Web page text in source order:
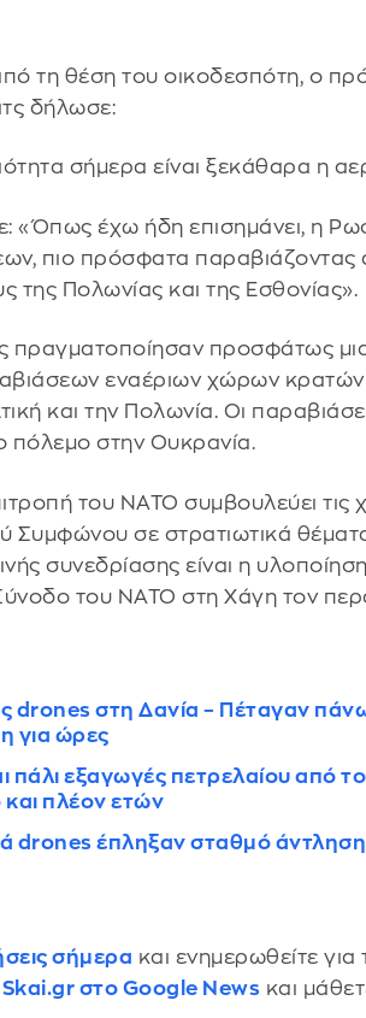
τη θέση του οικοδεσπότη, ο
δήλωσε:
σήμερα είναι ξεκάθαρα η
«Όπως έχω ήδη επισημάνει, η
πιο πρόσφατα παραβιάζοντας
της Πολωνίας και της Εσθονίας».
πραγματοποίησαν προσφάτως
εναέριων χώρων
και την Πολωνία. Οι
πόλεμο στην Ουκρανία.
του ΝΑΤΟ συμβουλεύει τις
Συμφώνου σε στρατιωτικά
συνεδρίασης είναι η
του ΝΑΤΟ στη Χάγη τον
drones στη Δανία – Πέταγαν
για ώρες
πάλι εξαγωγές πετρελαίου από
πλέον ετών
drones έπληξαν σταθμό
σήμερα και ενημερωθείτε
Skai.gr στο Google News και